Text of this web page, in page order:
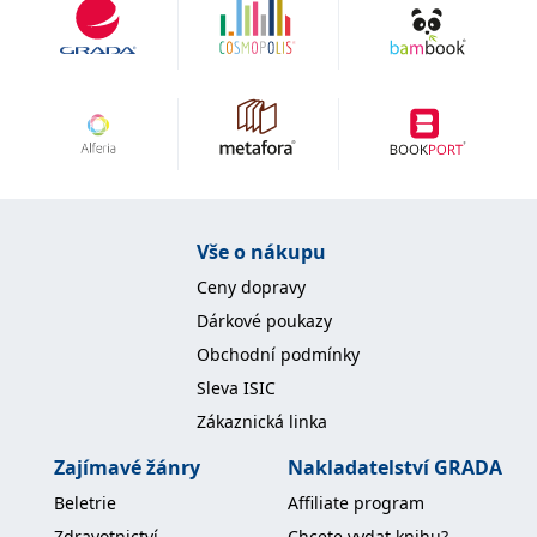
Vše o nákupu
Ceny dopravy
Dárkové poukazy
Obchodní podmínky
Sleva ISIC
Zákaznická linka
Zajímavé žánry
Beletrie
Nakladatelství GRADA
Affiliate program